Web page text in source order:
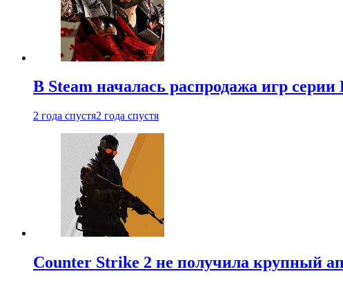
В Steam началась распродажа игр
2 года спустя2 года спустя
Counter Strike 2 не получила крупный